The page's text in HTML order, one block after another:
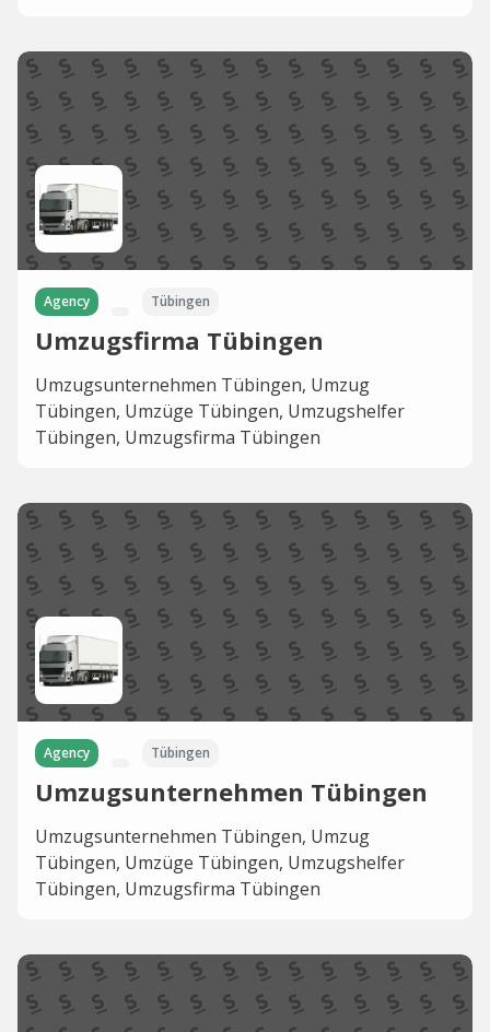
Agency Tübingen
Umzugsfirma Tübingen
Umzugsunternehmen Tübingen, Umzug
Tübingen, Umzüge Tübingen, Umzugshelfer
Tübingen, Umzugsfirma Tübingen
Agency Tübingen
Umzugsunternehmen Tübingen
Umzugsunternehmen Tübingen, Umzug
Tübingen, Umzüge Tübingen, Umzugshelfer
Tübingen, Umzugsfirma Tübingen